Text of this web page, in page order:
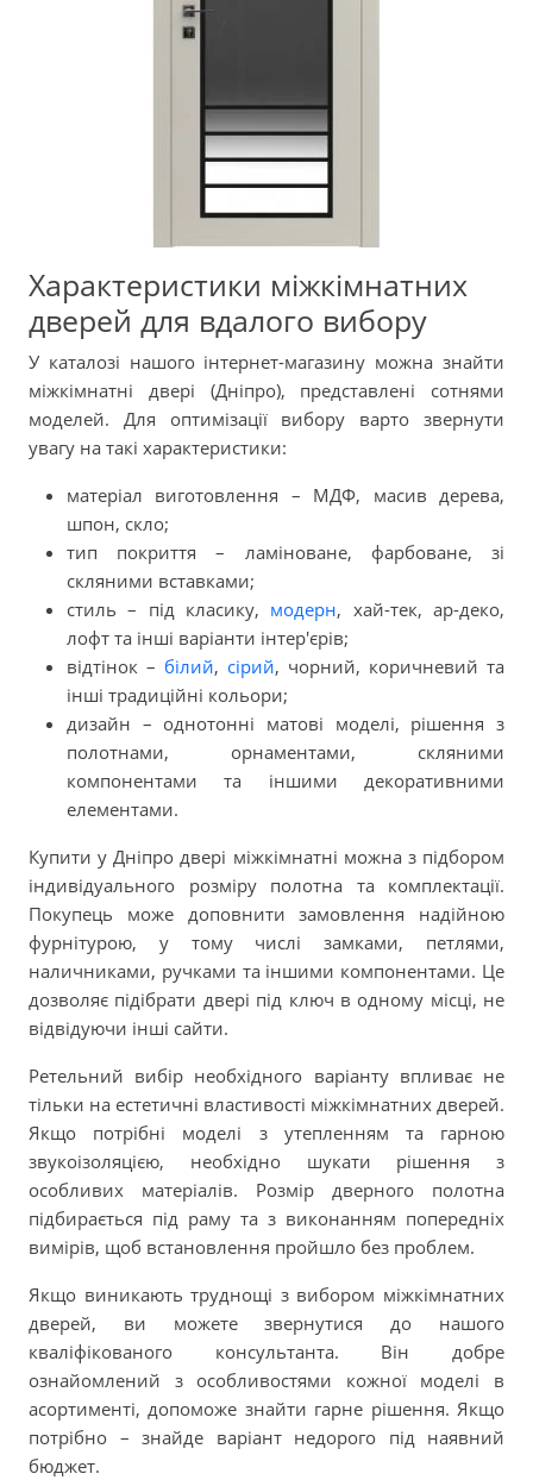
Характеристики міжкімнатних
дверей для вдалого вибору
У каталозі нашого інтернет-магазину можна знайти
міжкімнатні двері (Дніпро), представлені сотнями
моделей. Для оптимізації вибору варто звернути
увагу на такі характеристики:
матеріал виготовлення – МДФ, масив дерева,
шпон, скло;
тип покриття – ламіноване, фарбоване, зі
скляними вставками;
стиль – під класику, модерн, хай-тек, ар-деко,
лофт та інші варіанти інтер'єрів;
відтінок – білий, сірий, чорний, коричневий та
інші традиційні кольори;
дизайн – однотонні матові моделі, рішення з
полотнами, орнаментами, скляними
компонентами та іншими декоративними
елементами.
Купити у Дніпро двері міжкімнатні можна з підбором
індивідуального розміру полотна та комплектації.
Покупець може доповнити замовлення надійною
фурнітурою, у тому числі замками, петлями,
наличниками, ручками та іншими компонентами. Це
дозволяє підібрати двері під ключ в одному місці, не
відвідуючи інші сайти.
Ретельний вибір необхідного варіанту впливає не
тільки на естетичні властивості міжкімнатних дверей.
Якщо потрібні моделі з утепленням та гарною
звукоізоляцією, необхідно шукати рішення з
особливих матеріалів. Розмір дверного полотна
підбирається під раму та з виконанням попередніх
вимірів, щоб встановлення пройшло без проблем.
Якщо виникають труднощі з вибором міжкімнатних
дверей, ви можете звернутися до нашого
кваліфікованого консультанта. Він добре
ознайомлений з особливостями кожної моделі в
асортименті, допоможе знайти гарне рішення. Якщо
потрібно – знайде варіант недорого під наявний
бюджет.